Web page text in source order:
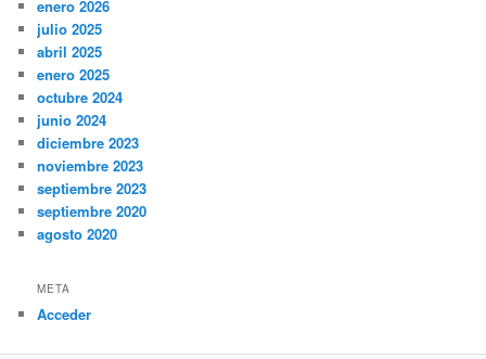
enero 2026
julio 2025
abril 2025
enero 2025
octubre 2024
junio 2024
diciembre 2023
noviembre 2023
septiembre 2023
septiembre 2020
agosto 2020
META
Acceder